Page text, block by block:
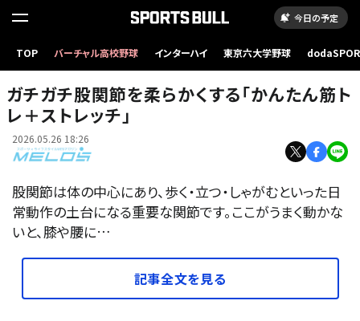
今日の予定
TOP バーチャル高校野球 インターハイ 東京六大学野球
ガチガチ股関節を柔らかくする「かんたん筋トレ＋ストレッチ」
ガチガチ股関節を柔らかくする「かんたん筋ト
レ＋ストレッチ」
2026.05.26 18:26
股関節は体の中心にあり、歩く・立つ・しゃがむといった日
常動作の土台になる重要な関節です。ここがうまく動かな
いと、膝や腰に…
記事全文を見る